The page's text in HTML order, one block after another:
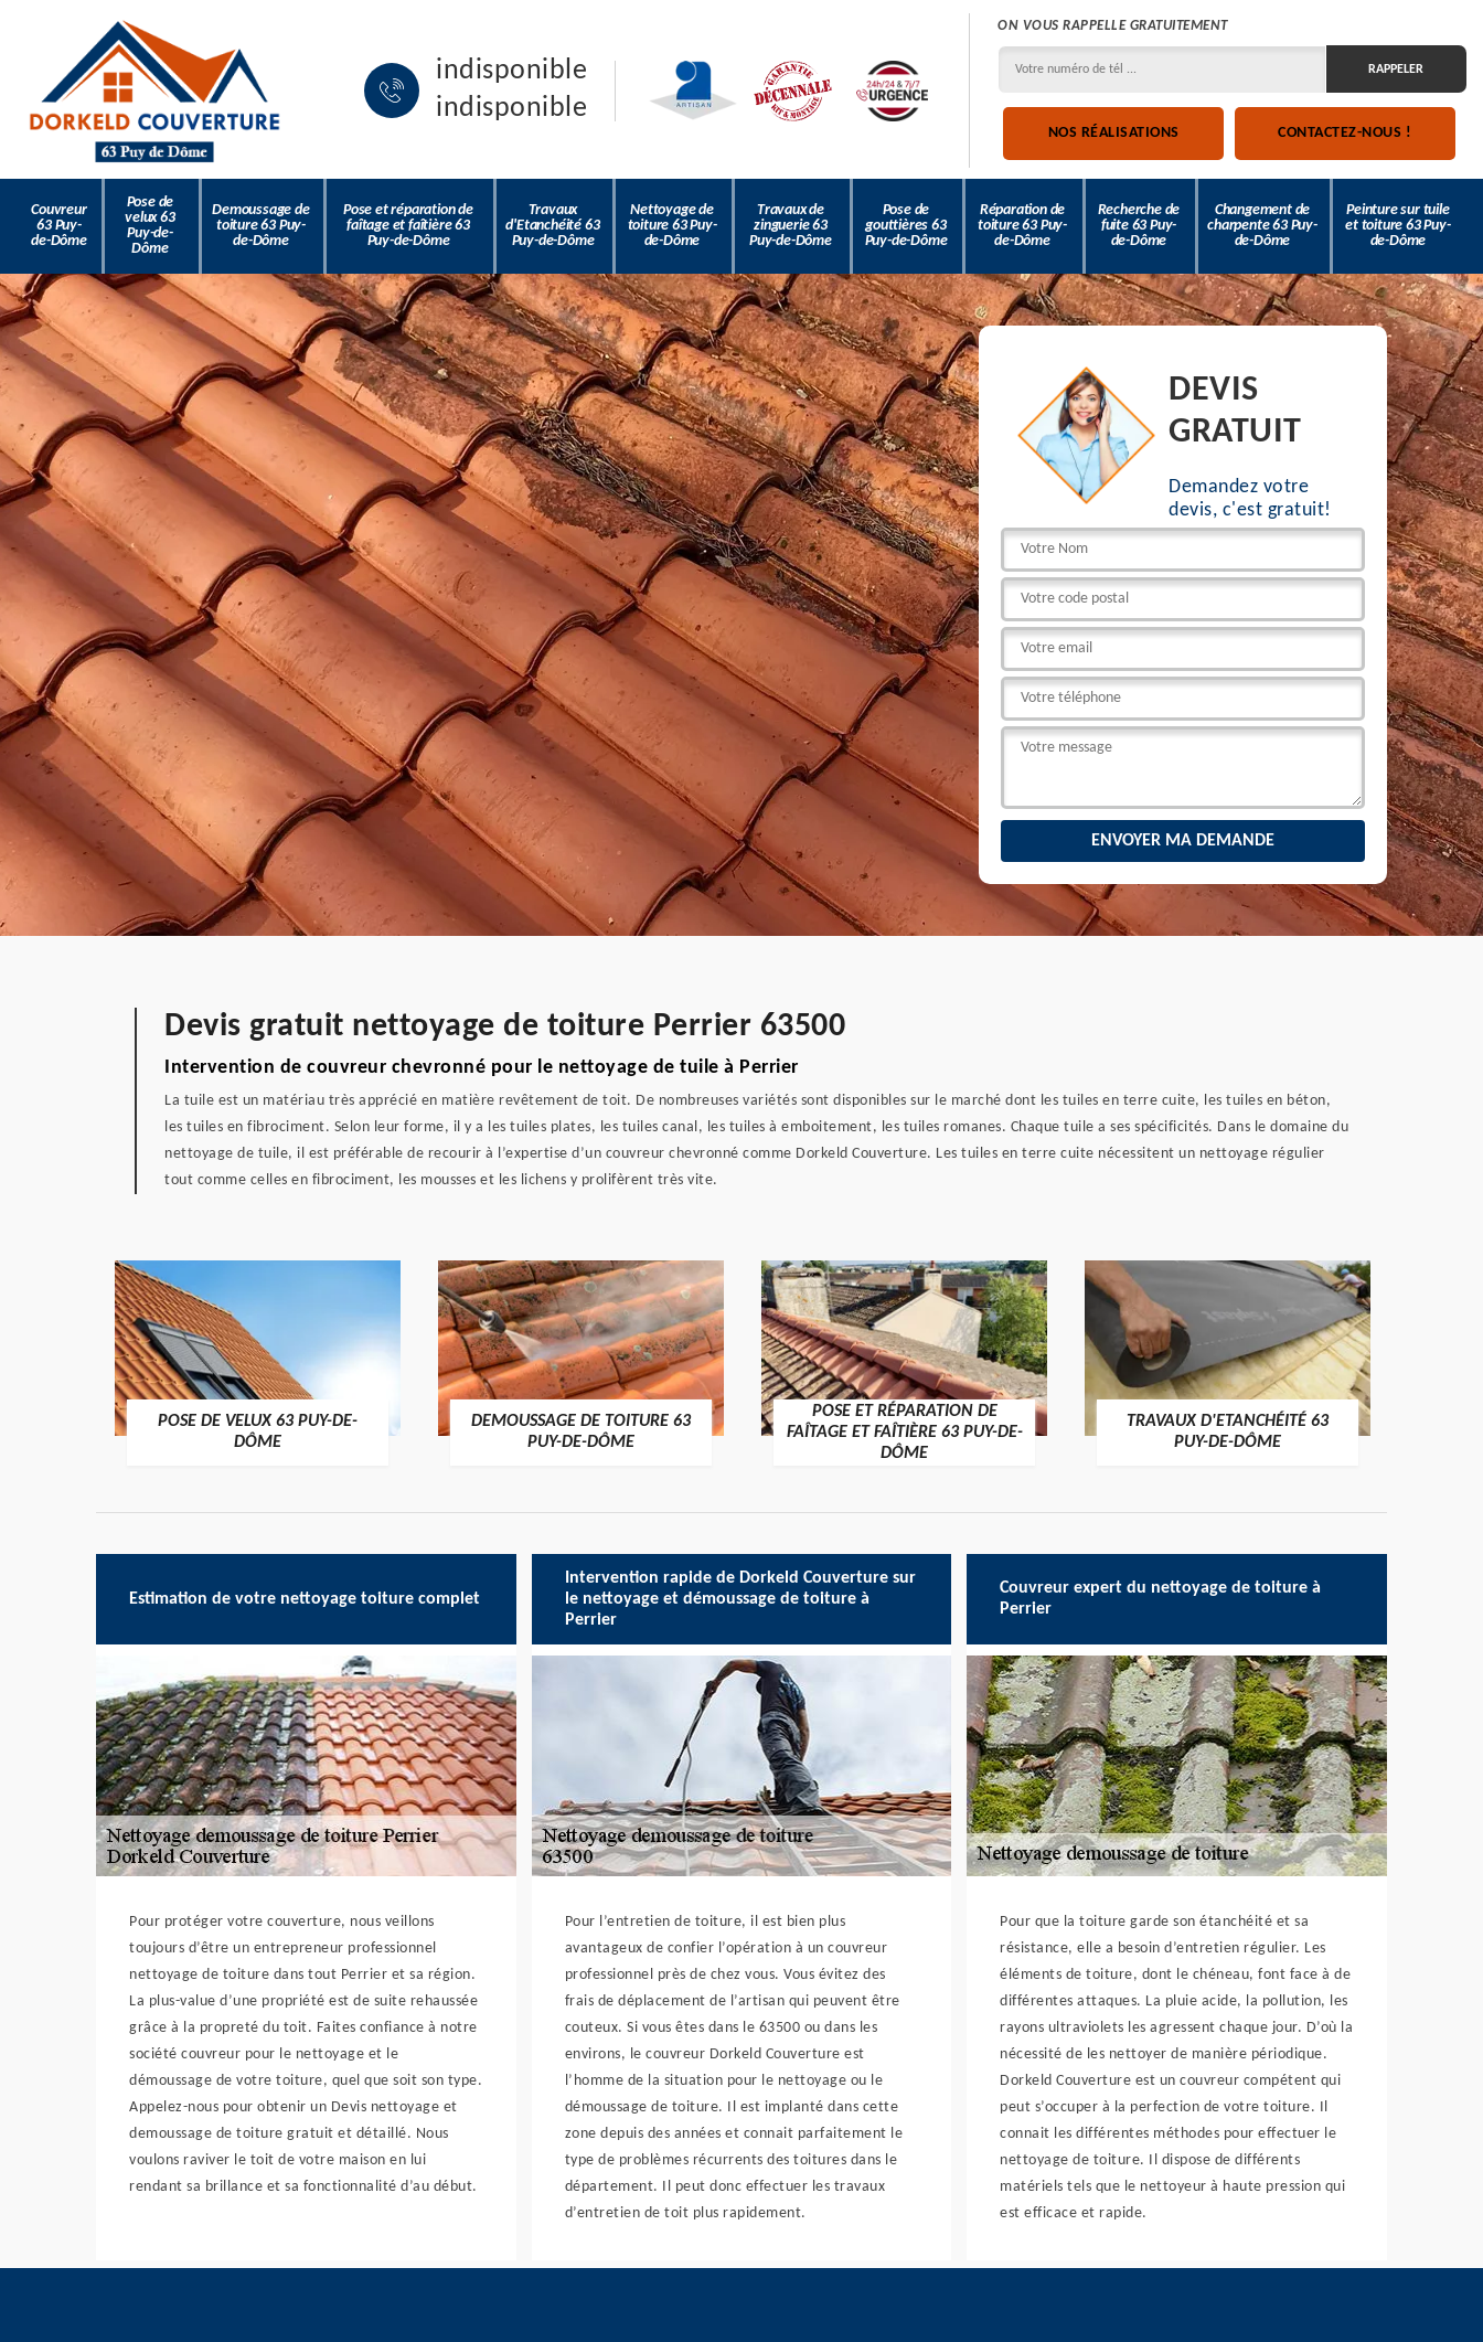
indisponible
indisponible
ON VOUS RAPPELLE GRATUITEMENT
NOS RÉALISATIONS CONTACTEZ-NOUS !
Couvreur
63 Puy-
de-Dôme
Pose de
velux 63
Puy-de-
Dôme
Demoussage de
toiture 63 Puy-
de-Dôme
Pose et réparation de
faîtage et faîtière 63
Puy-de-Dôme
Travaux
d'Etanchéité 63
Puy-de-Dôme
Nettoyage de
toiture 63 Puy-
de-Dôme
Travaux de
zinguerie 63
Puy-de-Dôme
Pose de
gouttières 63
Puy-de-Dôme
Réparation de
toiture 63 Puy-
de-Dôme
Recherche de
fuite 63 Puy-
de-Dôme
Changement de
charpente 63 Puy-
de-Dôme
Peinture sur tuile
et toiture 63 Puy-
de-Dôme
DEVIS
GRATUIT
Demandez votre
devis, c'est gratuit!
Devis gratuit nettoyage de toiture Perrier 63500
Intervention de couvreur chevronné pour le nettoyage de tuile à Perrier
La tuile est un matériau très apprécié en matière revêtement de toit. De nombreuses variétés sont disponibles sur le marché dont les tuiles en terre cuite, les tuiles en béton,
les tuiles en fibrociment. Selon leur forme, il y a les tuiles plates, les tuiles canal, les tuiles à emboitement, les tuiles romanes. Chaque tuile a ses spécificités. Dans le domaine du
nettoyage de tuile, il est préférable de recourir à l’expertise d’un couvreur chevronné comme Dorkeld Couverture. Les tuiles en terre cuite nécessitent un nettoyage régulier
tout comme celles en fibrociment, les mousses et les lichens y prolifèrent très vite.
POSE DE VELUX 63 PUY-DE-
DÔME
DEMOUSSAGE DE TOITURE 63
PUY-DE-DÔME
POSE ET RÉPARATION DE
FAÎTAGE ET FAÎTIÈRE 63 PUY-DE-
DÔME
TRAVAUX D'ETANCHÉITÉ 63
PUY-DE-DÔME
Estimation de votre nettoyage toiture complet
Pour protéger votre couverture, nous veillons
toujours d’être un entrepreneur professionnel
nettoyage de toiture dans tout Perrier et sa région.
La plus-value d’une propriété est de suite rehaussée
grâce à la propreté du toit. Faites confiance à notre
société couvreur pour le nettoyage et le
démoussage de votre toiture, quel que soit son type.
Appelez-nous pour obtenir un Devis nettoyage et
demoussage de toiture gratuit et détaillé. Nous
voulons raviver le toit de votre maison en lui
rendant sa brillance et sa fonctionnalité d’au début.
Intervention rapide de Dorkeld Couverture sur
le nettoyage et démoussage de toiture à
Perrier
Pour l’entretien de toiture, il est bien plus
avantageux de confier l’opération à un couvreur
professionnel près de chez vous. Vous évitez des
frais de déplacement de l’artisan qui peuvent être
couteux. Si vous êtes dans le 63500 ou dans les
environs, le couvreur Dorkeld Couverture est
l’homme de la situation pour le nettoyage ou le
démoussage de toiture. Il est implanté dans cette
zone depuis des années et connait parfaitement le
type de problèmes récurrents des toitures dans le
département. Il peut donc effectuer les travaux
d’entretien de toit plus rapidement.
Couvreur expert du nettoyage de toiture à
Perrier
Pour que la toiture garde son étanchéité et sa
résistance, elle a besoin d’entretien régulier. Les
éléments de toiture, dont le chéneau, font face à de
différentes attaques. La pluie acide, la pollution, les
rayons ultraviolets les agressent chaque jour. D’où la
nécessité de les nettoyer de manière périodique.
Dorkeld Couverture est un couvreur compétent qui
peut s’occuper à la perfection de votre toiture. Il
connait les différentes méthodes pour effectuer le
nettoyage de toiture. Il dispose de différents
matériels tels que le nettoyeur à haute pression qui
est efficace et rapide.